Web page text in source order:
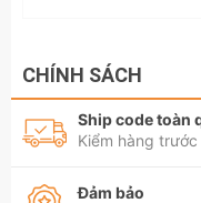
CHÍNH SÁCH
Ship code toàn
Kiểm hàng
Đảm bảo